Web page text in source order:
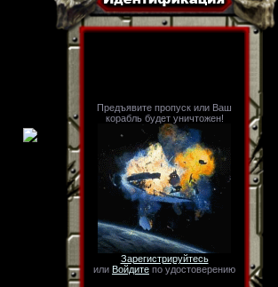
Предъявите пропуск или Ваш
корабль будет уничтожен!
Зарегистрируйтесь
или Войдите по удостоверению